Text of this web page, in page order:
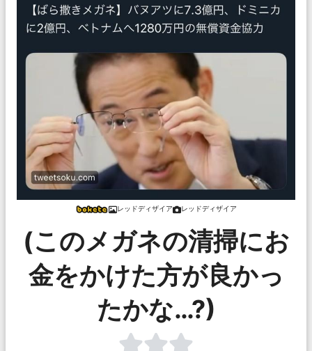
レッドディザイア レッドディザイア
(このメガネの清掃にお
金をかけた方が良かっ
たかな…?)